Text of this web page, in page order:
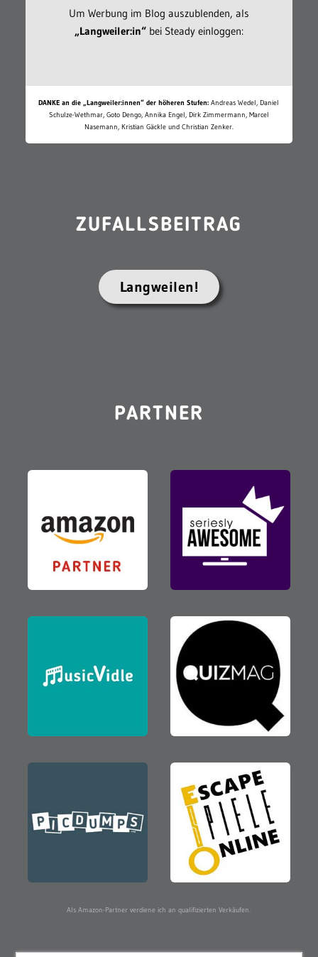
Um Werbung im Blog auszublenden, als
„Langweiler:in“bei Steady einloggen:
DANKE an die „Langweiler:innen“ der höheren Stufen: Andreas Wedel, Daniel
Schulze-Wethmar, Goto Dengo, Annika Engel, Dirk Zimmermann, Marcel
Nasemann, Kristian Gäckle und Christian Zenker.
ZUFALLSBEITRAG
Langweilen!
PARTNER
Als Amazon-Partner verdiene ich an qualifizierten Verkäufen.